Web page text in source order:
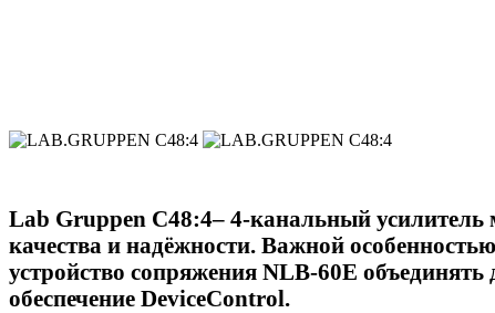
Lab Gruppen C48:4– 4-канальный
качества и надёжности. Важной
устройство сопряжения NLB-60E
обеспечение DeviceControl.